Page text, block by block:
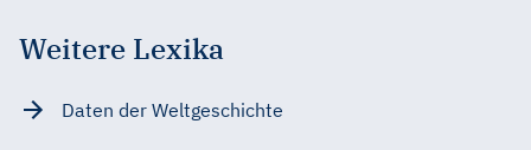
Weitere Lexika
Daten der Weltgeschichte